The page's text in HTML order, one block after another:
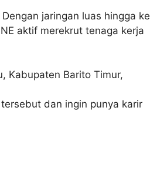
jaringan luas hingga ke
aktif merekrut tenaga kerja
Kabupaten Barito Timur,
dan ingin punya karir